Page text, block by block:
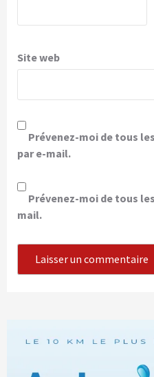
Site web
Prévenez-moi de tous
par e-mail.
Prévenez-moi de tous
mail.